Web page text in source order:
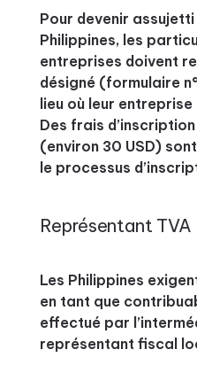
Pour devenir
Philippines, les
entreprises doivent
désigné (formulaire
lieu où leur
Des frais
(environ 30 USD)
le processus
Représentant TVA
Les Philippines
en tant que
effectué par
représentant fiscal